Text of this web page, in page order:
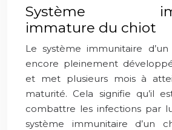
Système
immature du chiot
Le système immunitaire
encore pleinement
et met plusieurs mois à
maturité. Cela signifie qu’il
combattre les infections par
système immunitaire d’un